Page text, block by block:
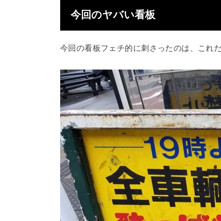
今回のヤバい看板
今回の看板フェチ的に刺さったのは、これ